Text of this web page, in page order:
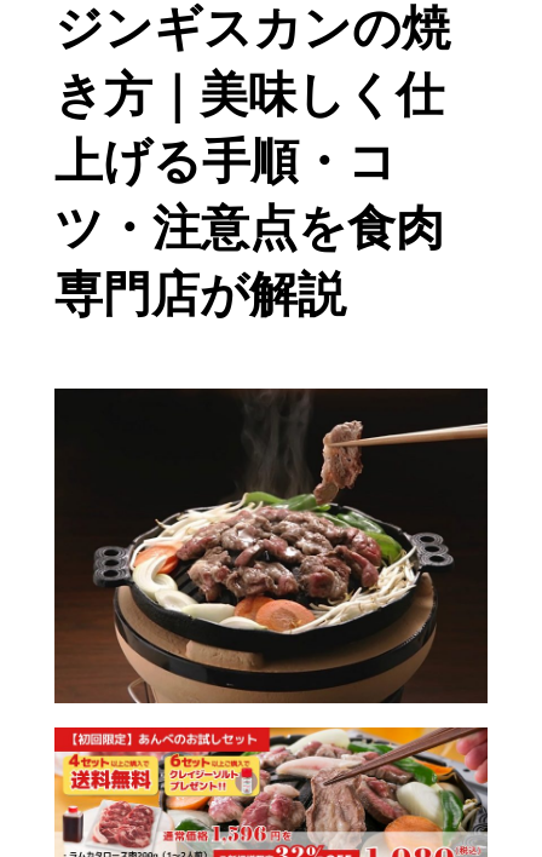
ジンギスカンの焼
き方｜美味しく仕
上げる手順・コ
ツ・注意点を食肉
専門店が解説